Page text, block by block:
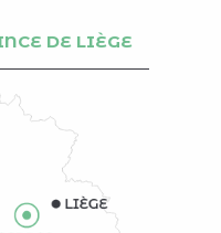
DE LIÈGE